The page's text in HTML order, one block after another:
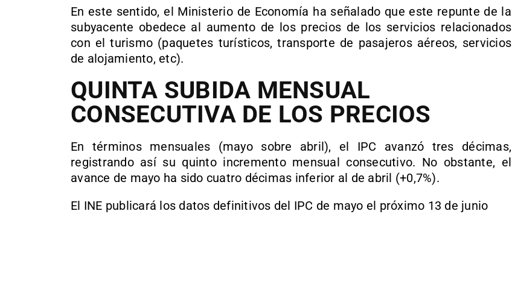
En este sentido, el Ministerio de Economía ha señalado que este repunte de la
subyacente obedece al aumento de los precios de los servicios relacionados
con el turismo (paquetes turísticos, transporte de pasajeros aéreos, servicios
de alojamiento, etc).
QUINTA SUBIDA MENSUAL
CONSECUTIVA DE LOS PRECIOS
En términos mensuales (mayo sobre abril), el IPC avanzó tres décimas,
registrando así su quinto incremento mensual consecutivo. No obstante, el
avance de mayo ha sido cuatro décimas inferior al de abril (+0,7%).
El INE publicará los datos definitivos del IPC de mayo el próximo 13 de junio